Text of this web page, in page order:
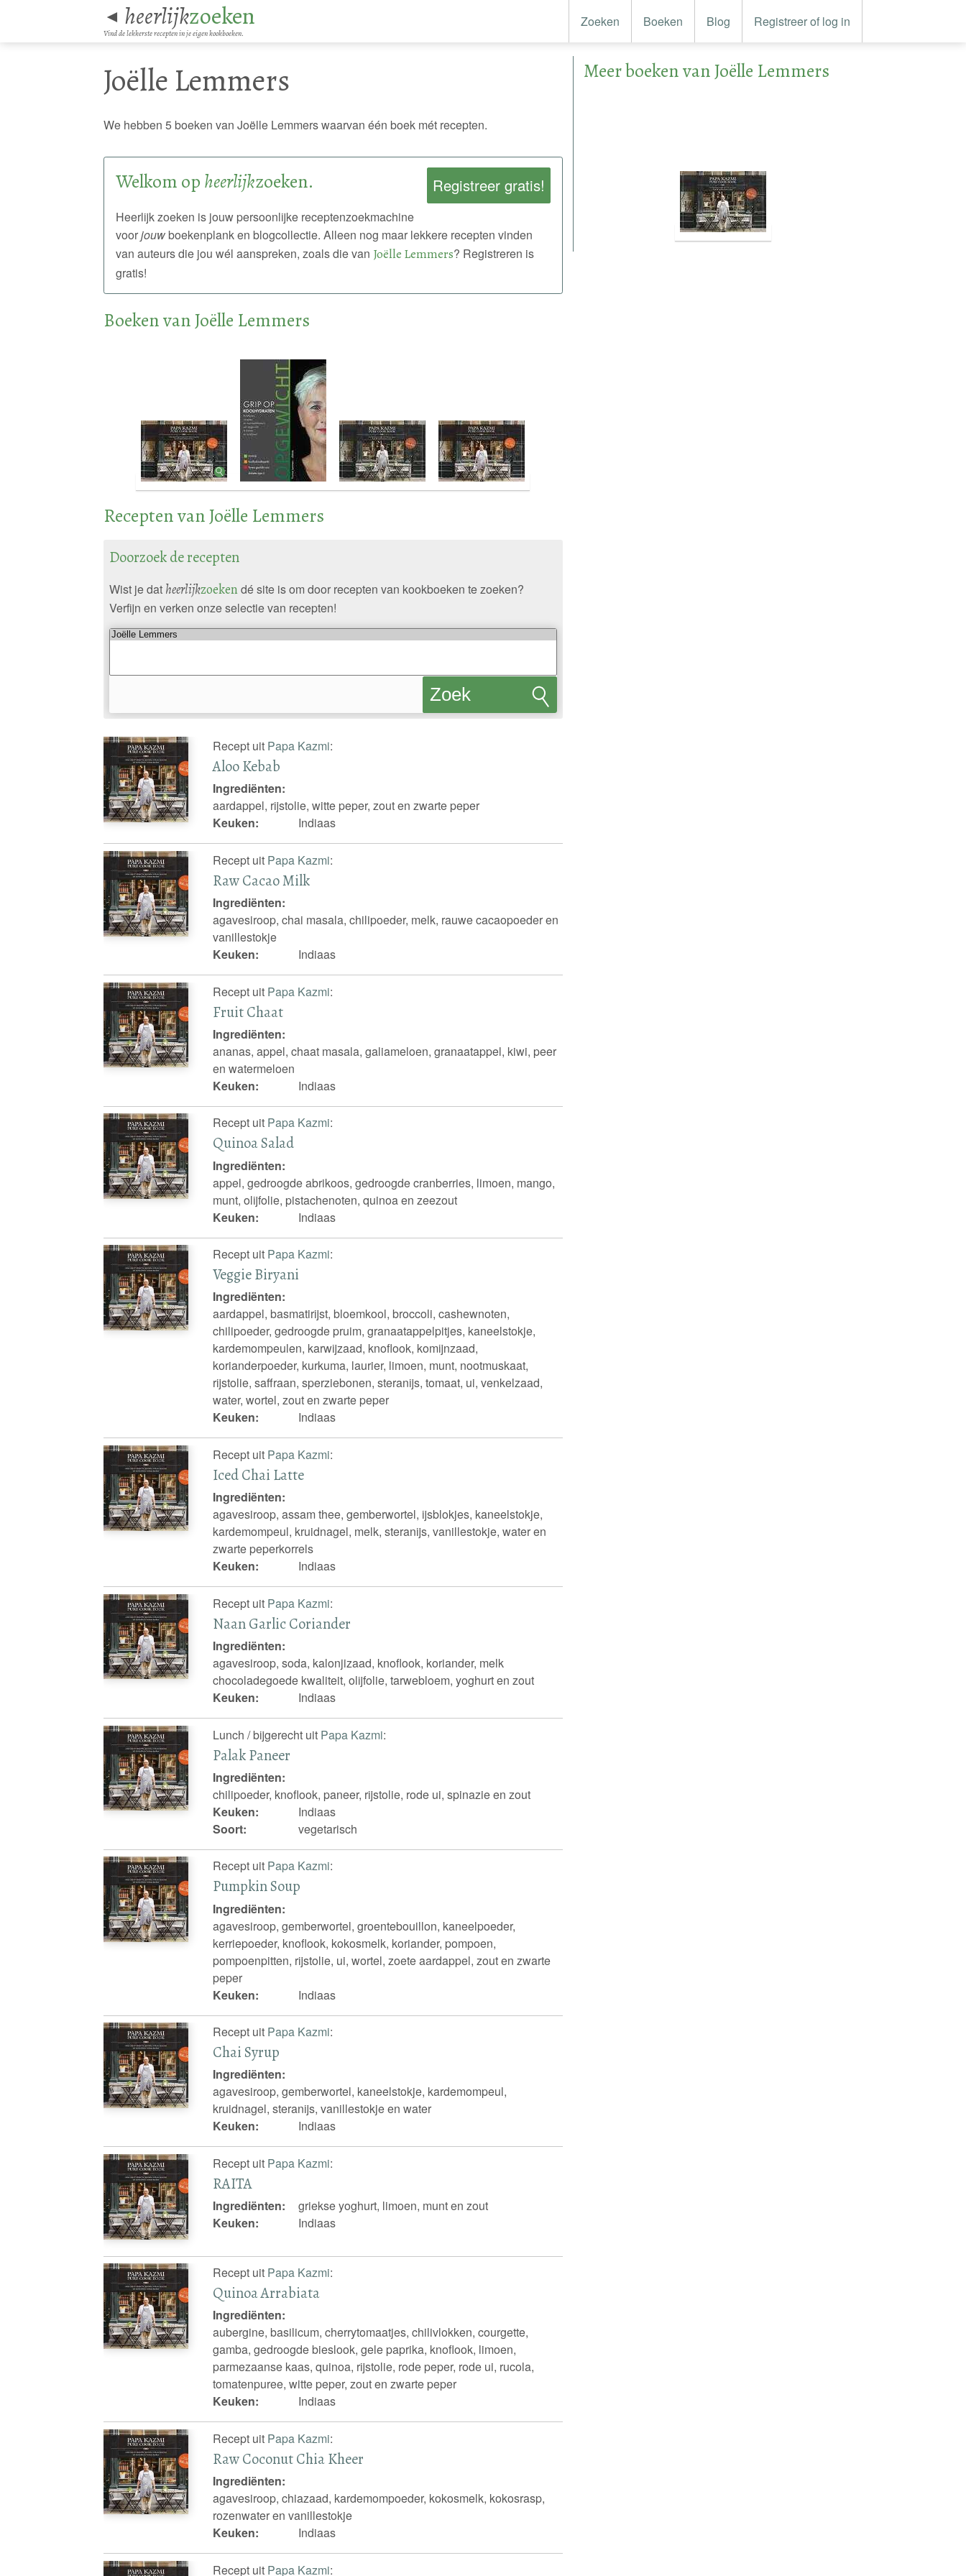
◄ heerlijkzoeken
Vind de lekkerste recepten in je eigen kookboeken.
Zoeken Boeken Blog Registreer of log in
Joëlle Lemmers
We hebben 5 boeken van Joëlle Lemmers waarvan één boek mét recepten.
Registreer gratis!
Welkom op heerlijkzoeken.
Heerlijk zoeken is jouw persoonlijke receptenzoekmachine
voorjouwboekenplank en blogcollectie. Alleen nog maar lekkere recepten vinden
van auteurs die jou wél aanspreken, zoals die van Joëlle Lemmers? Registreren is
gratis!
Boeken van Joëlle Lemmers
Recepten van Joëlle Lemmers
Doorzoek de recepten
Wist je dat heerlijkzoekendé site is om door recepten van kookboeken te zoeken?
Verfijn en verken onze selectie van recepten!
Zoek
Recept uit Papa Kazmi:
Aloo Kebab
Ingrediënten:
aardappel, rijstolie, witte peper, zout en zwarte peper
Keuken:
Indiaas
Recept uit Papa Kazmi:
Raw Cacao Milk
Ingrediënten:
agavesiroop, chai masala, chilipoeder, melk, rauwe cacaopoeder en
vanillestokje
Keuken:
Indiaas
Recept uit Papa Kazmi:
Fruit Chaat
Ingrediënten:
ananas, appel, chaat masala, galiameloen, granaatappel, kiwi, peer
en watermeloen
Keuken:
Indiaas
Recept uit Papa Kazmi:
Quinoa Salad
Ingrediënten:
appel, gedroogde abrikoos, gedroogde cranberries, limoen, mango,
munt, olijfolie, pistachenoten, quinoa en zeezout
Keuken:
Indiaas
Recept uit Papa Kazmi:
Veggie Biryani
Ingrediënten:
aardappel, basmatirijst, bloemkool, broccoli, cashewnoten,
chilipoeder, gedroogde pruim, granaatappelpitjes, kaneelstokje,
kardemompeulen, karwijzaad, knoflook, komijnzaad,
korianderpoeder, kurkuma, laurier, limoen, munt, nootmuskaat,
rijstolie, saffraan, sperziebonen, steranijs, tomaat, ui, venkelzaad,
water, wortel, zout en zwarte peper
Keuken:
Indiaas
Recept uit Papa Kazmi:
Iced Chai Latte
Ingrediënten:
agavesiroop, assam thee, gemberwortel, ijsblokjes, kaneelstokje,
kardemompeul, kruidnagel, melk, steranijs, vanillestokje, water en
zwarte peperkorrels
Keuken:
Indiaas
Recept uit Papa Kazmi:
Naan Garlic Coriander
Ingrediënten:
agavesiroop, soda, kalonjizaad, knoflook, koriander, melk
chocoladegoede kwaliteit, olijfolie, tarwebloem, yoghurt en zout
Keuken:
Indiaas
Lunch / bijgerecht uit Papa Kazmi:
Palak Paneer
Ingrediënten:
chilipoeder, knoflook, paneer, rijstolie, rode ui, spinazie en zout
Keuken:
Indiaas
Soort:
vegetarisch
Recept uit Papa Kazmi:
Pumpkin Soup
Ingrediënten:
agavesiroop, gemberwortel, groentebouillon, kaneelpoeder,
kerriepoeder, knoflook, kokosmelk, koriander, pompoen,
pompoenpitten, rijstolie, ui, wortel, zoete aardappel, zout en zwarte
peper
Keuken:
Indiaas
Recept uit Papa Kazmi:
Chai Syrup
Ingrediënten:
agavesiroop, gemberwortel, kaneelstokje, kardemompeul,
kruidnagel, steranijs, vanillestokje en water
Keuken:
Indiaas
Recept uit Papa Kazmi:
RAITA
Ingrediënten:
griekse yoghurt, limoen, munt en zout
Keuken:
Indiaas
Recept uit Papa Kazmi:
Quinoa Arrabiata
Ingrediënten:
aubergine, basilicum, cherrytomaatjes, chilivlokken, courgette,
gamba, gedroogde bieslook, gele paprika, knoflook, limoen,
parmezaanse kaas, quinoa, rijstolie, rode peper, rode ui, rucola,
tomatenpuree, witte peper, zout en zwarte peper
Keuken:
Indiaas
Recept uit Papa Kazmi:
Raw Coconut Chia Kheer
Ingrediënten:
agavesiroop, chiazaad, kardemompoeder, kokosmelk, kokosrasp,
rozenwater en vanillestokje
Keuken:
Indiaas
Recept uit Papa Kazmi:
Meer boeken van Joëlle Lemmers